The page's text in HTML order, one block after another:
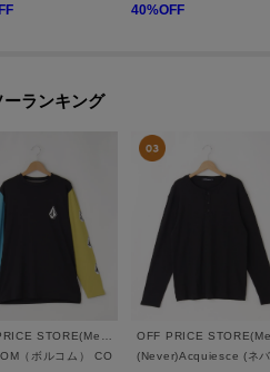
40%OFF
ーランキング
ザ ルーム） FTL ヘビーオンスL/Sヘンリーネ
（ボルコム） CONFUSE LS(Never)Acquiesce (ネ